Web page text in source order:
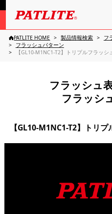
PATLITE HOME 製品情報検索
フ
フラッシュパターン
【GL10-M1NC1-T2】トリプルフラッ
フラッシュ
フラッシ
【GL10-M1NC1-T2】トリ